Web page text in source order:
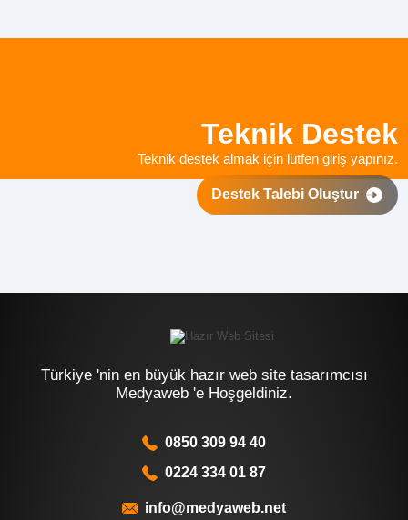
Teknik Destek
Teknik destek almak için lütfen giriş yapınız.
Destek Talebi Oluştur
Türkiye 'nin en büyük hazır web site tasarımcısı
Medyaweb 'e Hoşgeldiniz.
0850 309 94 40
0224 334 01 87
info@medyaweb.net